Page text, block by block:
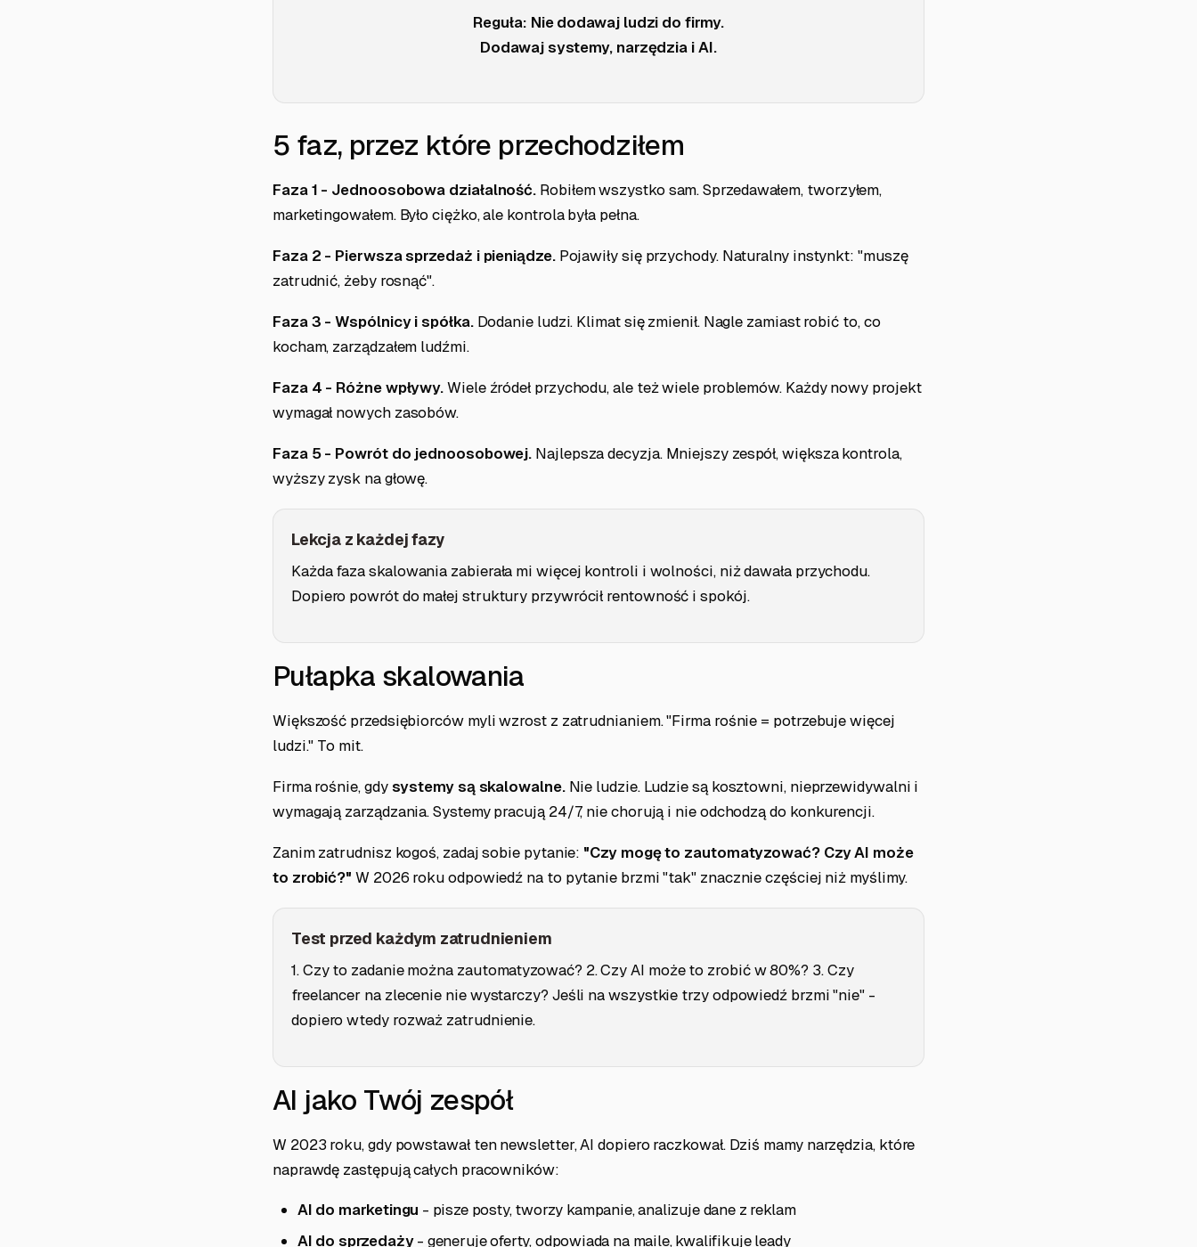
Reguła: Nie dodawaj ludzi do firmy.
Dodawaj systemy, narzędzia i AI.
5 faz, przez które przechodziłem
Faza 1 - Jednoosobowa działalność. Robiłem wszystko sam. Sprzedawałem, tworzyłem,
marketingowałem. Było ciężko, ale kontrola była pełna.
Faza 2 - Pierwsza sprzedaż i pieniądze.Pojawiły się przychody. Naturalny instynkt: "muszę
zatrudnić, żeby rosnąć".
Faza 3 - Wspólnicy i spółka.Dodanie ludzi. Klimat się zmienił. Nagle zamiast robić to, co
kocham, zarządzałem ludźmi.
Faza 4 - Różne wpływy.Wiele źródeł przychodu, ale też wiele problemów. Każdy nowy projekt
wymagał nowych zasobów.
Faza 5 - Powrót do jednoosobowej. Najlepsza decyzja. Mniejszy zespół, większa kontrola,
wyższy zysk na głowę.
Lekcja z każdej fazy
Każda faza skalowania zabierała mi więcej kontroli i wolności, niż dawała przychodu.
Dopiero powrót do małej struktury przywrócił rentowność i spokój.
Pułapka skalowania
Większość przedsiębiorców myli wzrost z zatrudnianiem. "Firma rośnie = potrzebuje więcej
ludzi." To mit.
Firma rośnie, gdysystemy są skalowalne.Nie ludzie. Ludzie są kosztowni, nieprzewidywalni i
wymagają zarządzania. Systemy pracują 24/7, nie chorują i nie odchodzą do konkurencji.
Zanim zatrudnisz kogoś, zadaj sobie pytanie: "Czy mogę to zautomatyzować? Czy AI może
to zrobić?" W 2026 roku odpowiedź na to pytanie brzmi "tak" znacznie częściej niż myślimy.
Test przed każdym zatrudnieniem
1. Czy to zadanie można zautomatyzować? 2. Czy AI może to zrobić w 80%? 3. Czy
freelancer na zlecenie nie wystarczy? Jeśli na wszystkie trzy odpowiedź brzmi "nie" -
dopiero wtedy rozważ zatrudnienie.
AI jako Twój zespół
W 2023 roku, gdy powstawał ten newsletter, AI dopiero raczkował. Dziś mamy narzędzia, które
naprawdę zastępują całych pracowników:
AI do marketingu - pisze posty, tworzy kampanie, analizuje dane z reklam
AI do sprzedaży- generuje oferty, odpowiada na maile, kwalifikuje leady